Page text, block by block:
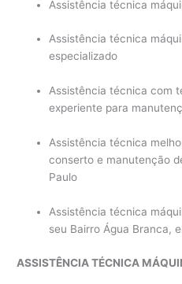
Assistência técnica
Assistência técnica
especializado
Assistência técnica com
experiente para
Assistência técnica
conserto e manutenção
Paulo
Assistência técnica
seu Bairro Água Branca,
ASSISTÊNCIA TÉCNICA